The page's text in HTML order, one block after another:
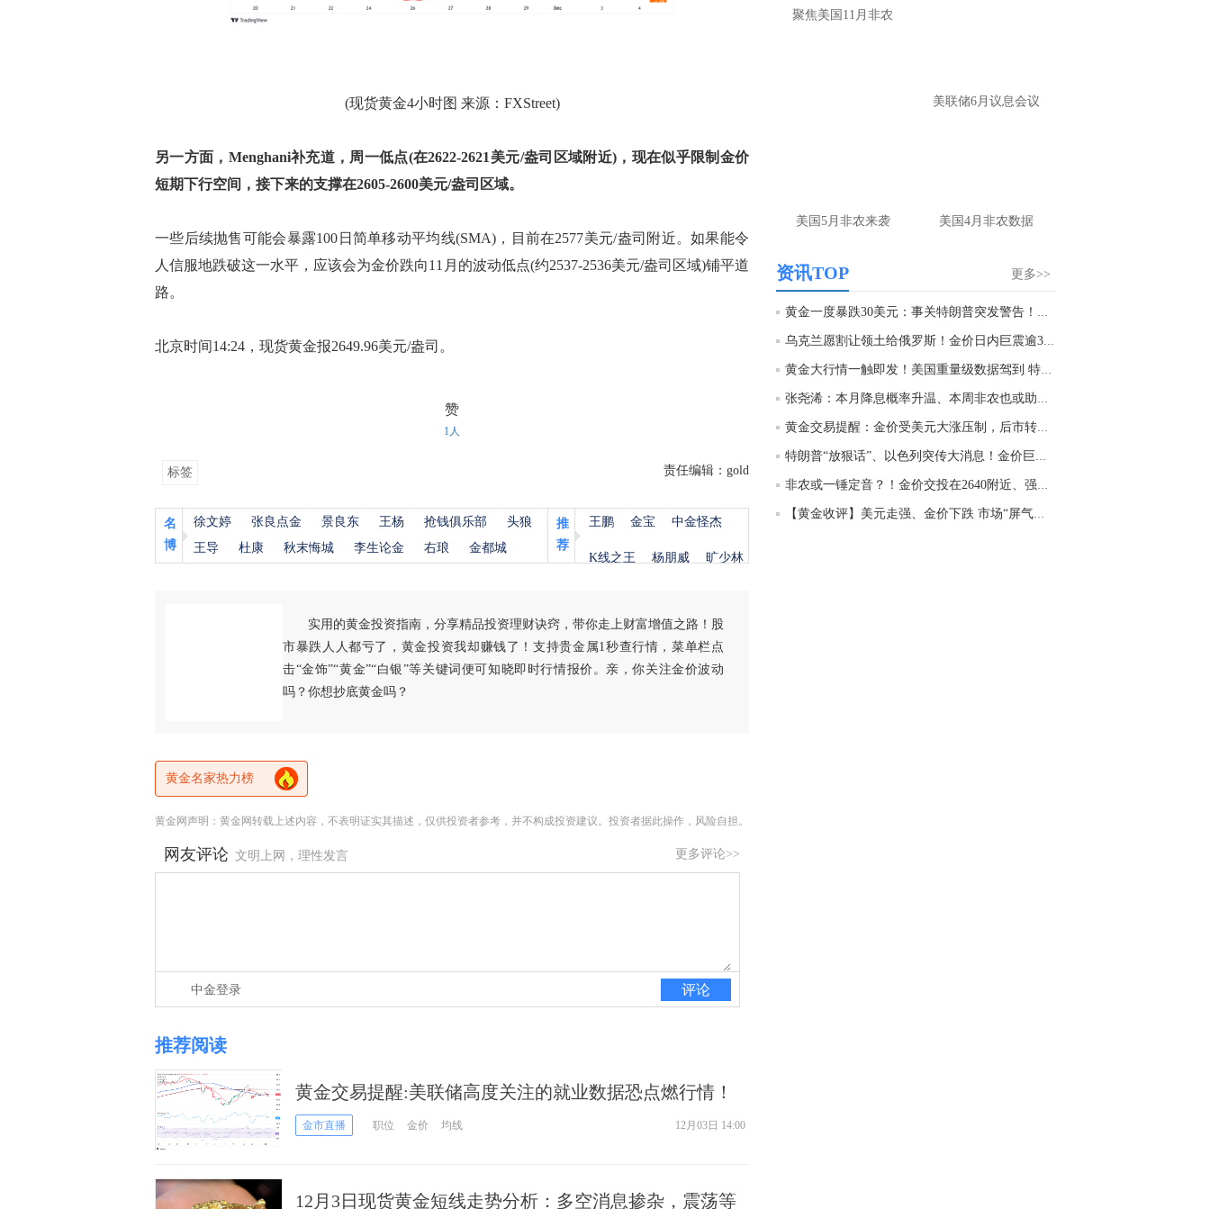
(现货黄金4小时图 来源：FXStreet)
另一方面，Menghani补充道，周一低点(在2622-2621美元/盎司区域附近)，现在似乎限制金价
短期下行空间，接下来的支撑在2605-2600美元/盎司区域。
一些后续抛售可能会暴露100日简单移动平均线(SMA)，目前在2577美元/盎司附近。如果能令
人信服地跌破这一水平，应该会为金价跌向11月的波动低点(约2537-2536美元/盎司区域)铺平道
路。
北京时间14:24，现货黄金报2649.96美元/盎司。
赞
1人
标签 责任编辑：gold
名
博
徐文婷 张良点金 景良东 王杨 抢钱俱乐部
头狼
王导
杜康 秋末悔城 李生论金 右琅 金都城
推
荐
王鹏 金宝 中金怪杰
K线之王 杨朋威 旷少林
实用的黄金投资指南，分享精品投资理财诀窍，带你走上财富增值之路！股
市暴跌人人都亏了，黄金投资我却赚钱了！支持贵金属1秒查行情，菜单栏点
击“金饰”“黄金”“白银”等关键词便可知晓即时行情报价。亲，你关注金价波动
吗？你想抄底黄金吗？
黄金名家热力榜
黄金网声明：黄金网转载上述内容，不表明证实其描述，仅供投资者参考，并不构成投资建议。投资者据此操作，风险自担。
更多评论>>
网友评论 文明上网，理性发言
评论
中金登录
推荐阅读
黄金交易提醒:美联储高度关注的就业数据恐点燃行情！
FXStreet首席分析师黄金技术前景分析
金市直播 职位 金价 均线 12月03日 14:00
12月3日现货黄金短线走势分析：多空消息掺杂，震荡等
让大家第一时间获取最新策略和实时指
匿名网友-中金在线手机网：
黄金多，看到什
徐文婷：
时指导， 关注老师财经号主页：
http://mp.cnfol.com/user/58676
匿名网友-中金在线手机网： 止损多少 老师
徐文婷：7美金
度。70一50？。
徐文婷：带上止损博弈，实时指导， 关注老
师财经号主页：http://mp.cnfol.com/user/58676
匿名网友-中金在线手机网： 老师好，金现在
聚焦美国11月非农
美联储6月议息会议
美国5月非农来袭 美国4月非农数据
更多>>
资讯TOP
黄金一度暴跌30美元：事关特朗普突发警告！小心...
乌克兰愿割让领土给俄罗斯！金价日内巨震逾30美...
黄金大行情一触即发！美国重量级数据驾到 特朗...
张尧浠：本月降息概率升温、本周非农也或助力金...
黄金交易提醒：金价受美元大涨压制，后市转空？...
特朗普“放狠话”、以色列突传大消息！金价巨震...
非农或一锤定音？！金价交投在2640附近、强势美...
【黄金收评】美元走强、金价下跌 市场“屏气凝...